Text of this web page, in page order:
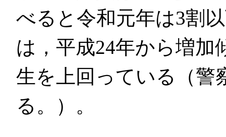
べると令和元年は3割
は，平成24年から増加
生を上回っている（警
る。）。